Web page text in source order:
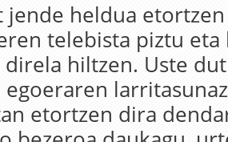
jende heldua
telebista piztu
direla hiltzen. Uste
egoeraren
etortzen dira